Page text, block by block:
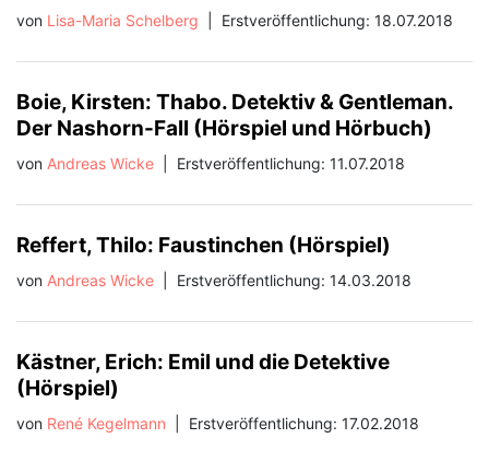
von Lisa-Maria Schelberg Erstveröffentlichung: 18.07.2018
Boie, Kirsten: Thabo. Detektiv & Gentleman.
Der Nashorn-Fall (Hörspiel und Hörbuch)
von Andreas Wicke Erstveröffentlichung: 11.07.2018
Reffert, Thilo: Faustinchen (Hörspiel)
von Andreas Wicke Erstveröffentlichung: 14.03.2018
Kästner, Erich: Emil und die Detektive
(Hörspiel)
von René Kegelmann Erstveröffentlichung: 17.02.2018